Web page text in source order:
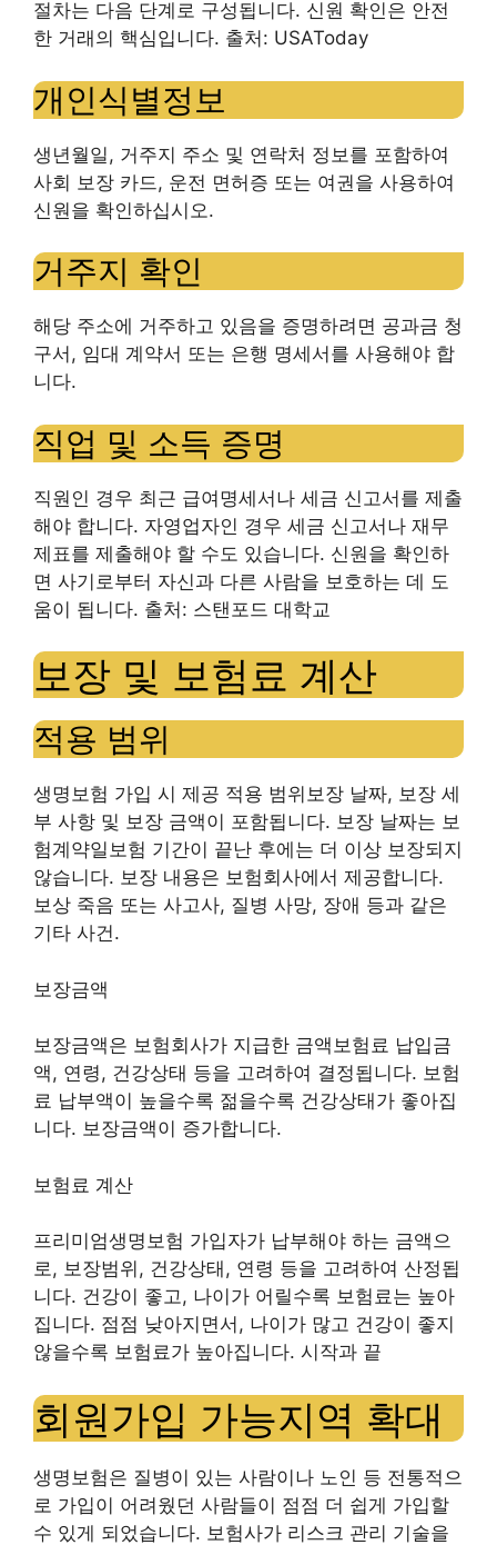
절차는 다음 단계로 구성됩니다. 신원 확인은 안전
한 거래의 핵심입니다. 출처: USAToday
개인식별정보
생년월일, 거주지 주소 및 연락처 정보를 포함하여
사회 보장 카드, 운전 면허증 또는 여권을 사용하여
신원을 확인하십시오.
거주지 확인
해당 주소에 거주하고 있음을 증명하려면 공과금 청
구서, 임대 계약서 또는 은행 명세서를 사용해야 합
니다.
직업 및 소득 증명
직원인 경우 최근 급여명세서나 세금 신고서를 제출
해야 합니다. 자영업자인 경우 세금 신고서나 재무
제표를 제출해야 할 수도 있습니다. 신원을 확인하
면 사기로부터 자신과 다른 사람을 보호하는 데 도
움이 됩니다. 출처: 스탠포드 대학교
보장 및 보험료 계산
적용 범위
생명보험 가입 시 제공 적용 범위 보장 날짜, 보장 세
부 사항 및 보장 금액이 포함됩니다. 보장 날짜는 보
험계약일보험 기간이 끝난 후에는 더 이상 보장되지
않습니다. 보장 내용은 보험회사에서 제공합니다.
보상 죽음 또는 사고사, 질병 사망, 장애 등과 같은
기타 사건.
보장금액
보장금액은 보험회사가 지급한 금액보험료 납입금
액, 연령, 건강상태 등을 고려하여 결정됩니다. 보험
료 납부액이 높을수록 젊을수록 건강상태가 좋아집
니다. 보장금액이 증가합니다.
보험료 계산
프리미엄생명보험 가입자가 납부해야 하는 금액으
로, 보장범위, 건강상태, 연령 등을 고려하여 산정됩
니다. 건강이 좋고, 나이가 어릴수록 보험료는 높아
집니다. 점점 낮아지면서 , 나이가 많고 건강이 좋지
않을수록 보험료가 높아집니다. 시작과 끝
회원가입 가능지역 확대
생명보험은 질병이 있는 사람이나 노인 등 전통적으
로 가입이 어려웠던 사람들이 점점 더 쉽게 가입할
수 있게 되었습니다. 보험사가 리스크 관리 기술을